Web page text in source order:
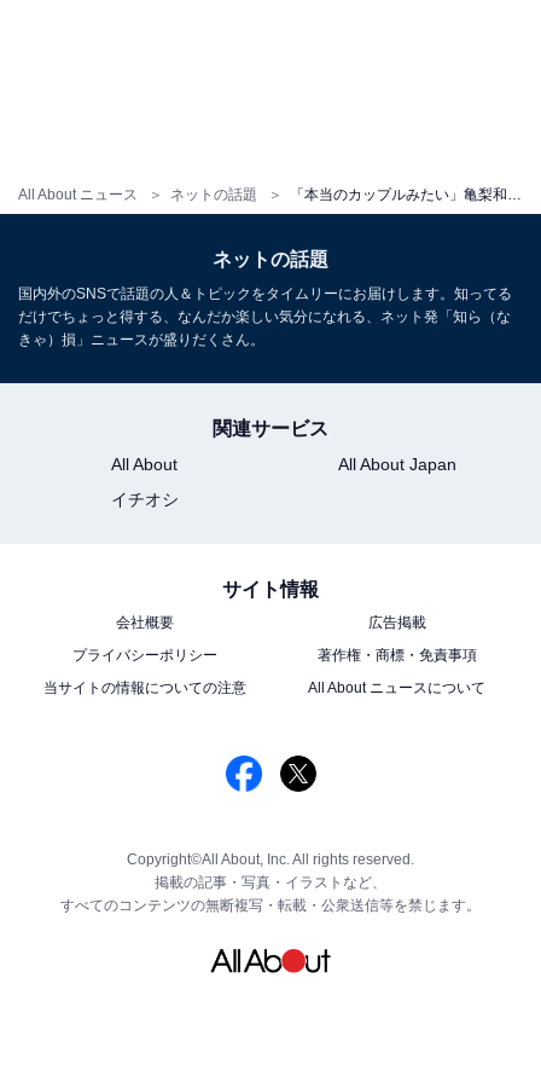
All About ニュース ネットの話題
ネットの話題
国内外のSNSで話題の人＆トピックをタイムリーにお届けします。知ってる
だけでちょっと得する、なんだか楽しい気分になれる、ネット発「知ら（な
きゃ）損」ニュースが盛りだくさん。
関連サービス
All About
All About Japan
イチオシ
サイト情報
会社概要
広告掲載
プライバシーポリシー
著作権・商標・免責事項
当サイトの情報についての注意
All About ニュースについて
Copyright©All About, Inc. All rights reserved.
掲載の記事・写真・イラストなど、
すべてのコンテンツの無断複写・転載・公衆送信等を禁じます。